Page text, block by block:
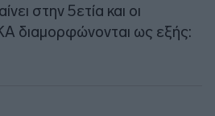
στην 5ετία και οι
διαμορφώνονται ως εξής: